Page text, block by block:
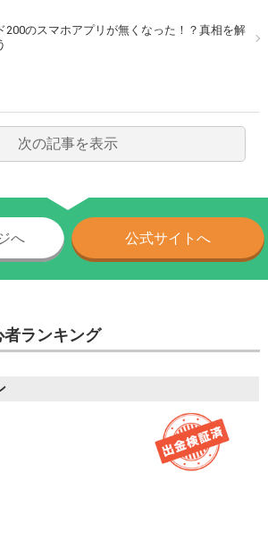
200のスマホアプリが無くなった！？真相を解
次の記事を表示
へ 公式サイトへ
ランキング